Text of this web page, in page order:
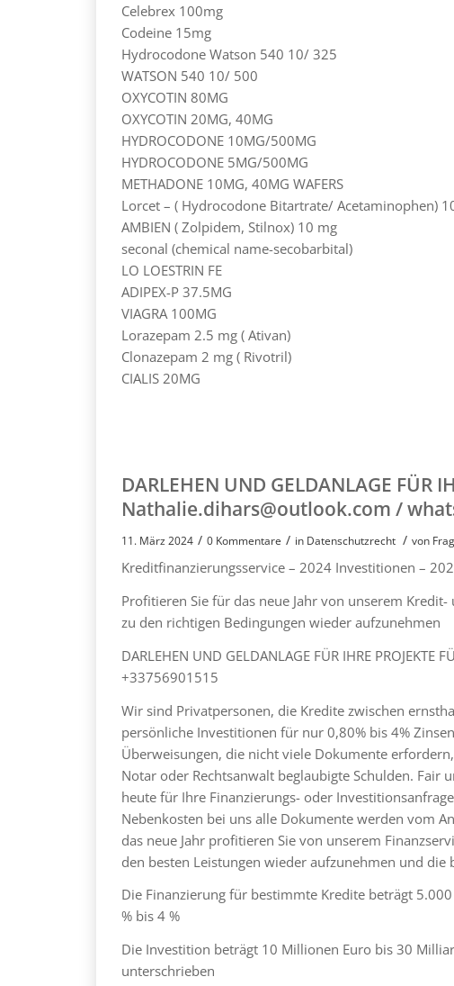
Celebrex 100mg
Codeine 15mg
Hydrocodone Watson 540 10/ 325
WATSON 540 10/ 500
OXYCOTIN 80MG
OXYCOTIN 20MG, 40MG
HYDROCODONE 10MG/500MG
HYDROCODONE 5MG/500MG
METHADONE 10MG, 40MG WAFERS
Lorcet – ( Hydrocodone Bitartrate/ Acetaminophen)
AMBIEN ( Zolpidem, Stilnox) 10 mg
seconal (chemical name-secobarbital)
LO LOESTRIN FE
ADIPEX-P 37.5MG
VIAGRA 100MG
Lorazepam 2.5 mg ( Ativan)
Clonazepam 2 mg ( Rivotril)
CIALIS 20MG
DARLEHEN UND GELDANLAGE FÜR
Nathalie.dihars@outlook.com /
11. März 2024 / 0 Kommentare / in Datenschutzrecht / von
Kreditfinanzierungsservice – 2024 Investitionen –
Profitieren Sie für das neue Jahr von unserem
zu den richtigen Bedingungen wieder aufzunehmen
DARLEHEN UND GELDANLAGE FÜR IHRE
+33756901515
Wir sind Privatpersonen, die Kredite zwischen
persönliche Investitionen für nur 0,80% bis 4%
Überweisungen, die nicht viele Dokumente
Notar oder Rechtsanwalt beglaubigte Schulden. Fair
heute für Ihre Finanzierungs- oder
Nebenkosten bei uns alle Dokumente werden vom
das neue Jahr profitieren Sie von unserem
den besten Leistungen wieder aufzunehmen und die
Die Finanzierung für bestimmte Kredite beträgt
% bis 4 %
Die Investition beträgt 10 Millionen Euro bis 30
unterschrieben